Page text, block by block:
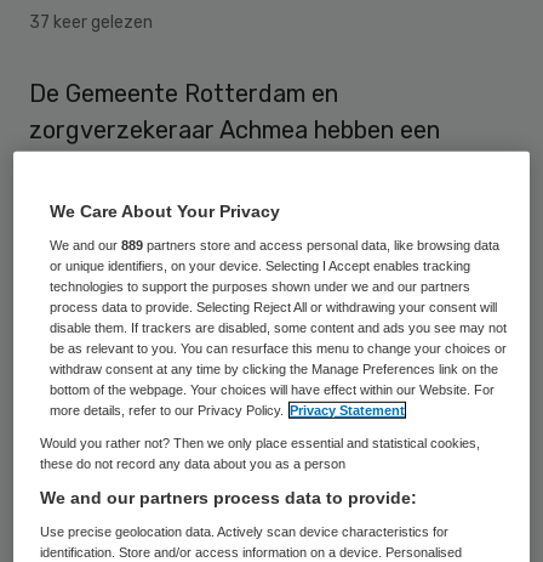
37 keer gelezen
De Gemeente Rotterdam en
zorgverzekeraar Achmea hebben een
innovaties in de Rotterdamse ouderenzorg.
Met de wedstrijd is een bedrag van 15.000
euro gemoeid, waarmee het idee
uitgevoerd kan worden.
Het is de eerste keer dat de
ideeënwedstrijd gehouden wordt. Men kan
in teams van twee personen deelnemen,
dienen te komen.
We Care About Your Privacy
We and our889 partners store and access personal data, like browsing data
or unique identifiers, on your device. Selecting I Accept enables tracking
technologies to support the purposes shown under we and our partners
process data to provide. Selecting Reject All or withdrawing your consent will
disable them. If trackers are disabled, some content and ads you see may not
be as relevant to you. You can resurface this menu to change your choices or
withdraw consent at any time by clicking the Manage Preferences link on the
bottom of the webpage. Your choices will have effect within our Website. For
more details, refer to our Privacy Policy.
Privacy Statement
Would you rather not? Then we only place essential and statistical cookies,
these do not record any data about you as a person
We and our partners process data to provide:
Use precise geolocation data. Actively scan device characteristics for
identification. Store and/or access information on a device. Personalised